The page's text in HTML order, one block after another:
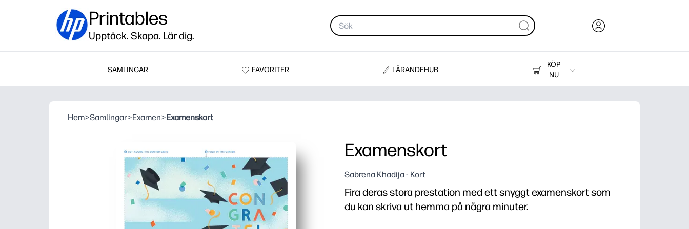
Printables
Upptäck. Skapa. Lär dig.
SAMLINGAR FAVORITER LÄRANDEHUB
KÖP
NU
Skrivare
Hem>Samlingar>Examen>Examenskort
Examenskort
Sabrena Khadija - Kort
Fira deras stora prestation med ett snyggt examenskort som
du kan skriva ut hemma på några minuter.